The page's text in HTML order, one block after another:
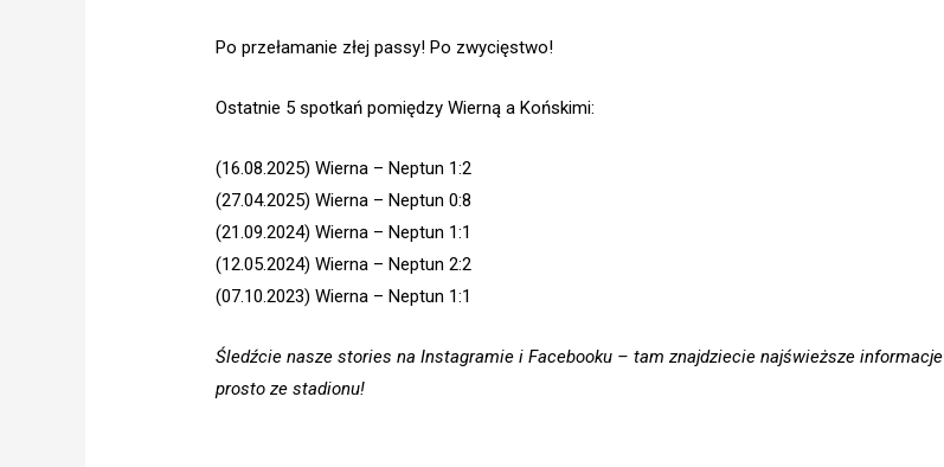
Po przełamanie złej passy! Po zwycięstwo!
Ostatnie 5 spotkań pomiędzy Wierną a Końskimi:
(16.08.2025) Wierna – Neptun 1:2
(27.04.2025) Wierna – Neptun 0:8
(21.09.2024) Wierna – Neptun 1:1
(12.05.2024) Wierna – Neptun 2:2
(07.10.2023) Wierna – Neptun 1:1
Śledźcie nasze stories na Instagramie i Facebooku – tam znajdziecie najświeższe informacje
prosto ze stadionu!